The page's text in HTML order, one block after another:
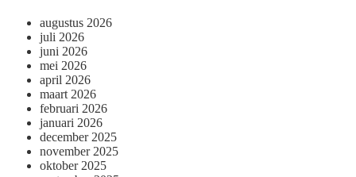
augustus 2026
juli 2026
juni 2026
mei 2026
april 2026
maart 2026
februari 2026
januari 2026
december 2025
november 2025
oktober 2025